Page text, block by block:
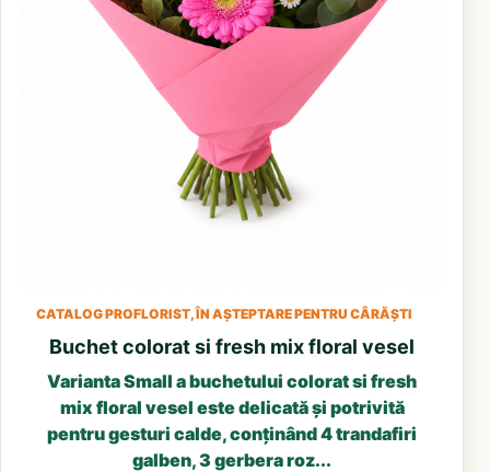
CATALOG PROFLORIST, ÎN AȘTEPTARE PENTRU CÂRĂȘTI
Buchet colorat si fresh mix floral vesel
Varianta Small a buchetului colorat si fresh
mix floral vesel este delicată și potrivită
pentru gesturi calde, conținând 4 trandafiri
galben, 3 gerbera roz...